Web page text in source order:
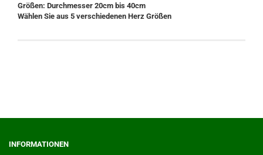
Größen: Durchmesser 20cm bis 40cm
Wählen Sie aus 5 verschiedenen Herz Größen
INFORMATIONEN